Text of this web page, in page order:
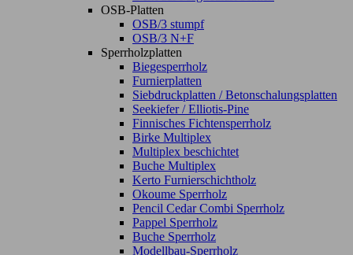
OSB-Platten
OSB/3 stumpf
OSB/3 N+F
Sperrholzplatten
Biegesperrholz
Furnierplatten
Siebdruckplatten / Betonschalungsplatten
Seekiefer / Elliotis-Pine
Finnisches Fichtensperrholz
Birke Multiplex
Multiplex beschichtet
Buche Multiplex
Kerto Furnierschichtholz
Okoume Sperrholz
Pencil Cedar Combi Sperrholz
Pappel Sperrholz
Buche Sperrholz
Modellbau-Sperrholz